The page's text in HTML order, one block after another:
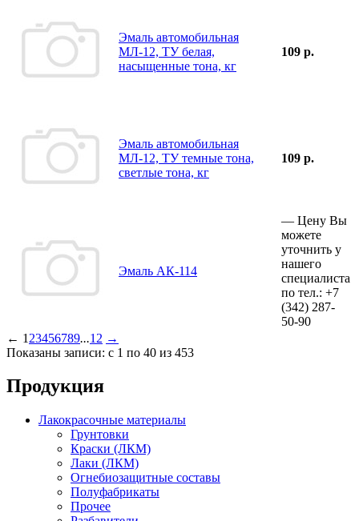
Эмаль автомобильная
МЛ-12, ТУ белая,
насыщенные тона, кг
109 р.
Эмаль автомобильная
МЛ-12, ТУ темные тона,
светлые тона, кг
109 р.
Эмаль АК-114
— Цену Вы
можете
уточнить у
нашего
специалиста
по тел.: +7
(342) 287-
50-90
← 1 23456789...12 →
Показаны записи: с 1 по 40 из 453
Продукция
Лакокрасочные материалы
Грунтовки
Краски (ЛКМ)
Лаки (ЛКМ)
Огнебиозащитные составы
Полуфабрикаты
Прочее